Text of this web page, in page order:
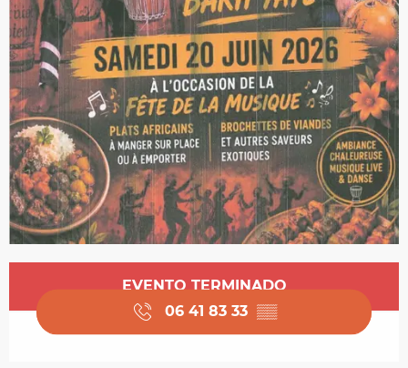
Horarios y datos de contacto
EVENTO TERMINADO
06 41 83 33 ▒▒